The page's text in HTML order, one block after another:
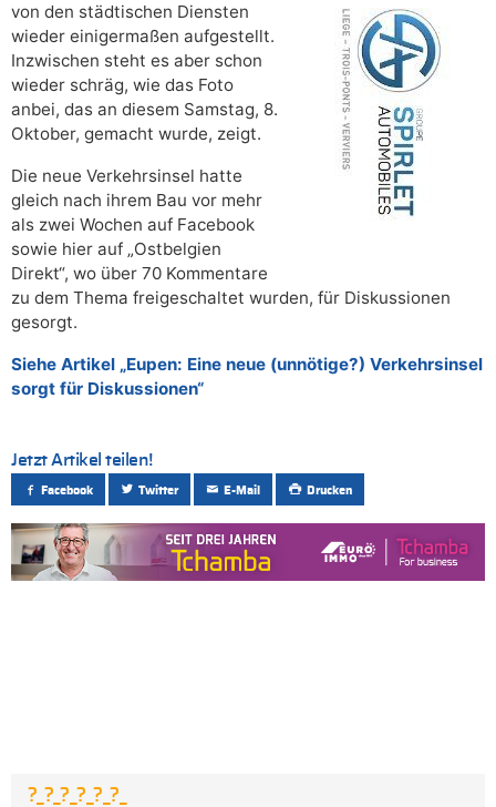
von den städtischen Diensten
wieder einigermaßen aufgestellt.
Inzwischen steht es aber schon
wieder schräg, wie das Foto
anbei, das an diesem Samstag, 8.
Oktober, gemacht wurde, zeigt.
Die neue Verkehrsinsel hatte
gleich nach ihrem Bau vor mehr
als zwei Wochen auf Facebook
sowie hier auf „Ostbelgien
Direkt“, wo über 70 Kommentare
zu dem Thema freigeschaltet wurden, für Diskussionen
gesorgt.
Siehe Artikel „Eupen: Eine neue (unnötige?) Verkehrsinsel
sorgt für Diskussionen“
Jetzt Artikel teilen!
Facebook Twitter E-Mail Drucken
?_?_?_?_?_?_